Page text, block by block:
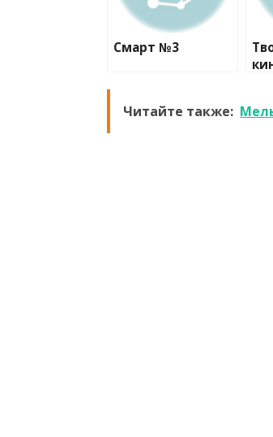
Смарт №3
Читайте также: